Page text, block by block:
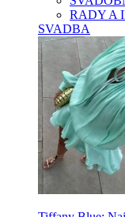
RADY A
SVADBA